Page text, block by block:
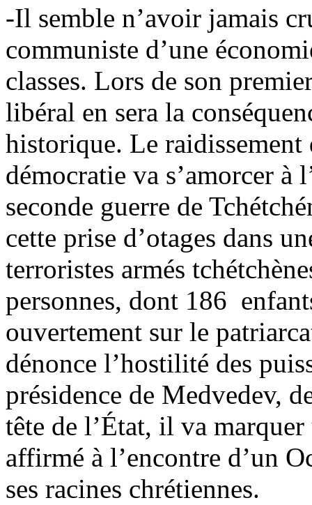
-Il semble n’avoir jamais
communiste d’une
classes. Lors de son
libéral en sera la
historique. Le raidissement
démocratie va s’amorcer à
seconde guerre de
cette prise d’otages dans
terroristes armés
personnes, dont 186
ouvertement sur le
dénonce l’hostilité des
présidence de Medvedev,
tête de l’État, il va
affirmé à l’encontre d’un
ses racines chrétiennes.